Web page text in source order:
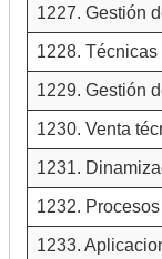
1227. Gestión
1228.
1229. Gestión
1230. Venta
1231.
1232.
1233.